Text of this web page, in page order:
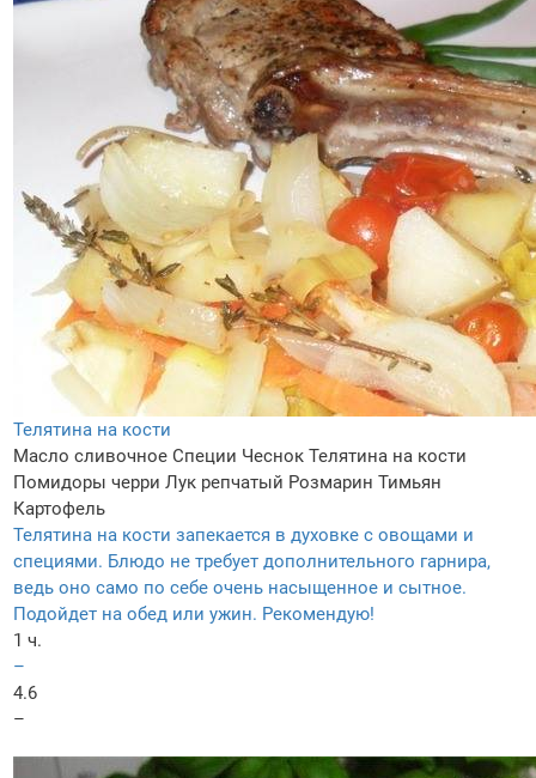
Телятина на кости
Масло сливочное Специи Чеснок Телятина на кости
Помидоры черри Лук репчатый Розмарин Тимьян
Картофель
Телятина на кости запекается в духовке с овощами и
специями. Блюдо не требует дополнительного гарнира,
ведь оно само по себе очень насыщенное и сытное.
Подойдет на обед или ужин. Рекомендую!
1 ч.
–
4.6
–